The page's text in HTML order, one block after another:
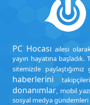
PC Hocası ailesi
yayın hayatına
sitemizde
haberlerini
donanımlar, mobil
sosyal medya